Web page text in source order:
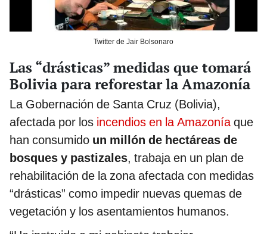
Twitter de Jair Bolsonaro
Las “drásticas” medidas que tomará
Bolivia para reforestar la Amazonía
La Gobernación de Santa Cruz (Bolivia),
afectada por los incendios en la Amazoníaque
han consumido un millón de hectáreas de
bosques y pastizales, trabaja en un plan de
rehabilitación de la zona afectada con medidas
“drásticas” como impedir nuevas quemas de
vegetación y los asentamientos humanos.